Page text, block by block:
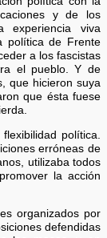
y de los
experiencia viva
política de Frente
a los fascistas
el pueblo. Y de
que hicieron suya
que ésta fuese
política.
erróneas de
utilizaba todos
la acción
organizados por
defendidas